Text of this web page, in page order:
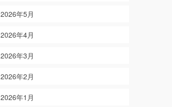
2026年5月
2026年4月
2026年3月
2026年2月
2026年1月